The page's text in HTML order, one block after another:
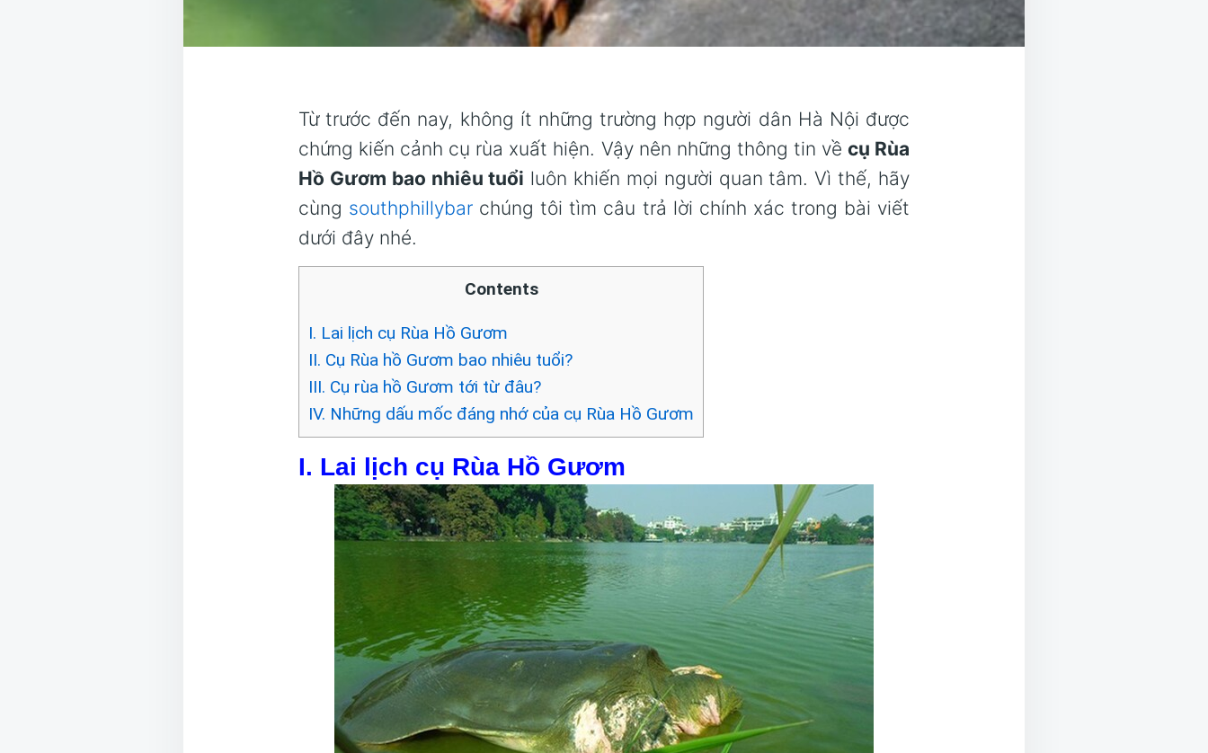
Từ trước đến nay, không ít những trường hợp người dân Hà Nội được
chứng kiến cảnh cụ rùa xuất hiện. Vậy nên những thông tin về cụ Rùa
Hồ Gươm bao nhiêu tuổi luôn khiến mọi người quan tâm. Vì thế, hãy
cùng southphillybar chúng tôi tìm câu trả lời chính xác trong bài viết
dưới đây nhé.
Contents
I. Lai lịch cụ Rùa Hồ Gươm
II. Cụ Rùa hồ Gươm bao nhiêu tuổi?
III. Cụ rùa hồ Gươm tới từ đâu?
IV. Những dấu mốc đáng nhớ của cụ Rùa Hồ Gươm
I. Lai lịch cụ Rùa Hồ Gươm